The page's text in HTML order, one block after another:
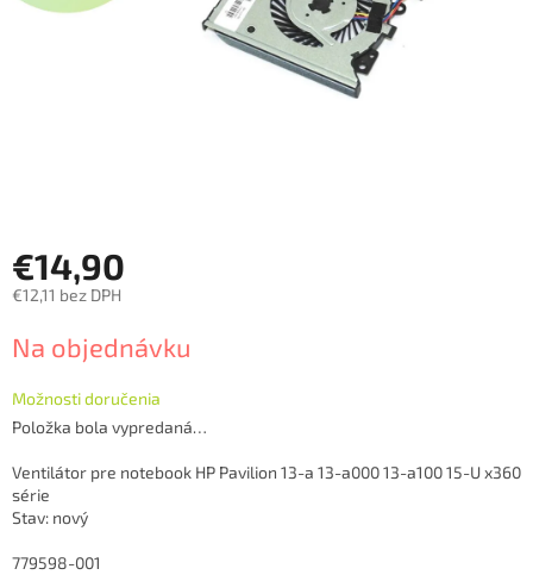
€14,90
€12,11 bez DPH
cena:
Na objednávku
Možnosti doručenia
Položka bola vypredaná…
Ventilátor pre notebook HP Pavilion 13-a 13-a000 13-a100 15-U x360
série
Stav: nový
779598-001